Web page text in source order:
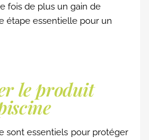
fois de plus un gain de
étape essentielle pour un
le produit
sont essentiels pour protéger